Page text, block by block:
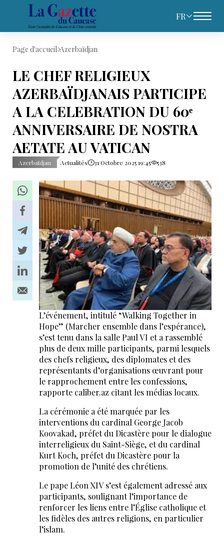
FR
Page d'accueil Azerbaïdjan
LE CHEF RELIGIEUX
AZERBAÏDJANAIS PARTICIPE
A LA CELEBRATION DU 60ᵉ
ANNIVERSAIRE DE NOSTRA
AETATE AU VATICAN
Azerbaïdjan Actualités 31 Octobre 2025 19:45 538
L’événement, intitulé “Walking Together in
Hope” (Marcher ensemble dans l’espérance),
s’est tenu dans la salle Paul VI et a rassemblé
plus de deux mille participants, parmi lesquels
des chefs religieux, des diplomates et des
représentants d’organisations œuvrant pour
le rapprochement entre les confessions,
rapporte caliber.az citant les médias locaux.
La cérémonie a été marquée par les
interventions du cardinal George Jacob
Koovakad, préfet du Dicastère pour le dialogue
interreligieux du Saint-Siège, et du cardinal
Kurt Koch, préfet du Dicastère pour la
promotion de l’unité des chrétiens.
Le pape Léon XIV s’est également adressé aux
participants, soulignant l’importance de
renforcer les liens entre l’Église catholique et
les fidèles des autres religions, en particulier
l’islam.